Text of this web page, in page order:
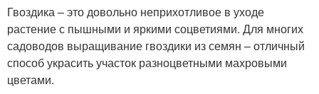
Гвоздика – это довольно неприхотливое в уходе
растение с пышными и яркими соцветиями. Для многих
садоводов выращивание гвоздики из семян – отличный
способ украсить участок разноцветными махровыми
цветами.